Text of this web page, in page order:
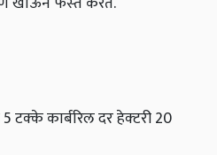
टक्‍के कार्बरिल दर हेक्‍टरी 20